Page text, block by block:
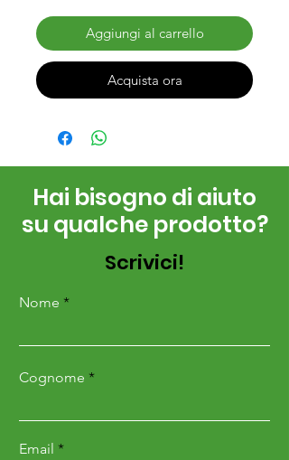
Aggiungi al carrello
Acquista ora
Hai bisogno di aiuto
su qualche prodotto?
Scrivici!
Nome
Cognome
Email